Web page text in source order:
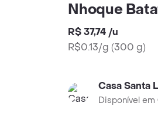
Nhoque
R$ 37,74 /u
R$0.13/g (300 g)
Casa Santa
Disponível em